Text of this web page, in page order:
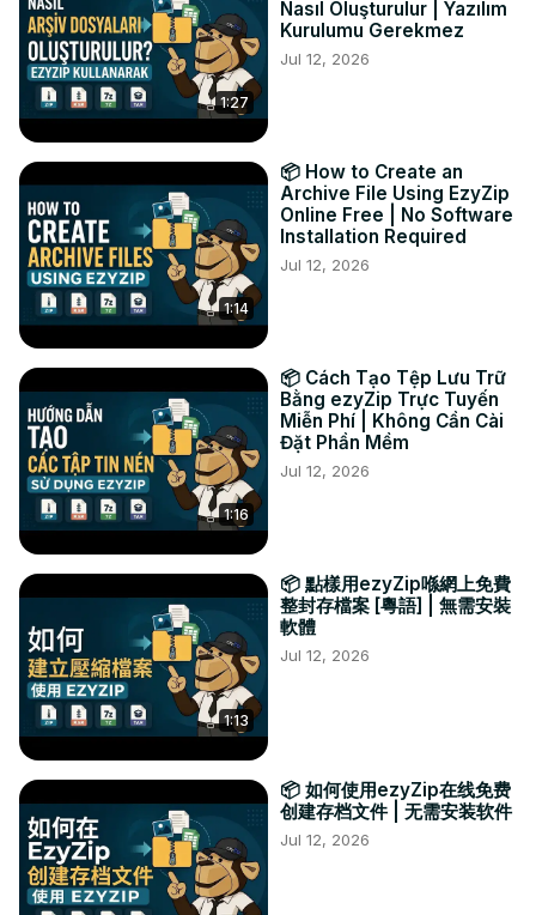
#convertir #aif #wav
TWITTER :
https://twitter.com/ezyZip
FACEBOOK : https://www.facebook.com/ezyzip/
LINKEDIN : https://www.linkedin.com/showcase/ezyzip/
https://www.pinterest.com.au/ezyzip
1:27
Nasıl Oluşturulur | Yazılım
Kurulumu Gerekmez
Jul 12, 2026
1:14
📦 How to Create an
Archive File Using EzyZip
Online Free | No Software
Installation Required
Jul 12, 2026
1:16
📦 Cách Tạo Tệp Lưu Trữ
Bằng ezyZip Trực Tuyến
Miễn Phí | Không Cần Cài
Đặt Phần Mềm
Jul 12, 2026
1:13
📦 點樣用ezyZip喺網上免費
整封存檔案 [粵語] | 無需安裝
軟體
Jul 12, 2026
📦 如何使用ezyZip在线免费
创建存档文件 | 无需安装软件
Jul 12, 2026